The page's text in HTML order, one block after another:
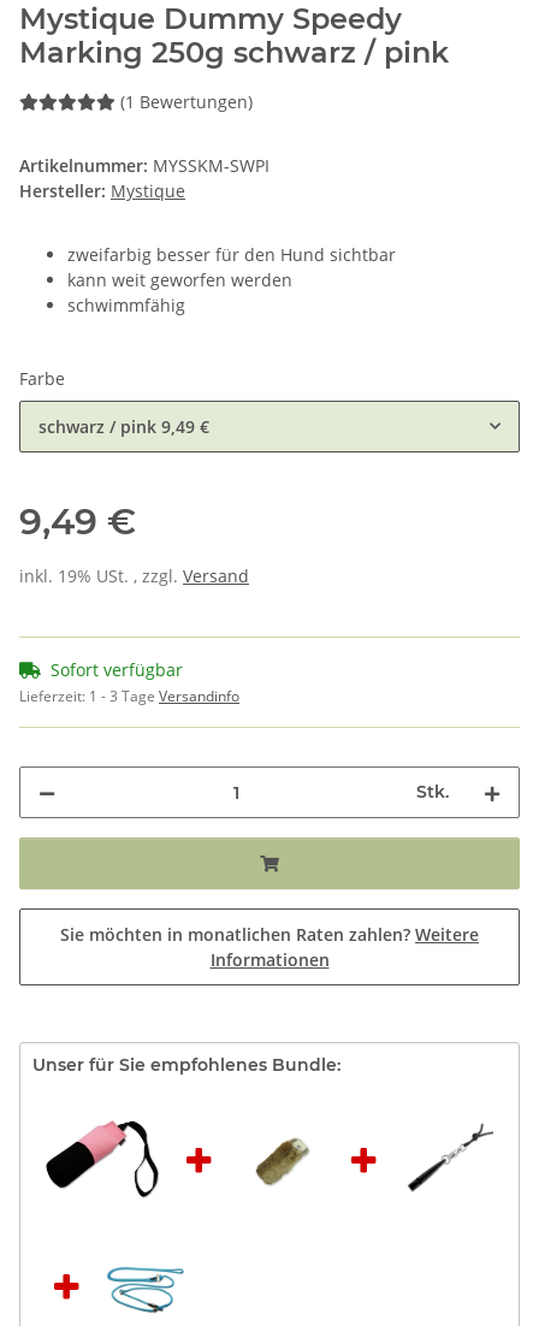
Mystique Dummy Speedy
Marking 250g schwarz / pink
(1 Bewertungen)
Artikelnummer: MYSSKM-SWPI
Hersteller: Mystique
zweifarbig besser für den Hund sichtbar
kann weit geworfen werden
schwimmfähig
Farbe
schwarz / pink 9,49 €
9,49 €
inkl. 19% USt. , zzgl. Versand
Sofort verfügbar
Lieferzeit: 1 - 3 Tage Versandinfo
Stk.
Sie möchten in monatlichen Raten zahlen? Weitere
Informationen
Unser für Sie empfohlenes Bundle: